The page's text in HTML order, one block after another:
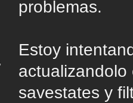
problemas.
Estoy
savestates y